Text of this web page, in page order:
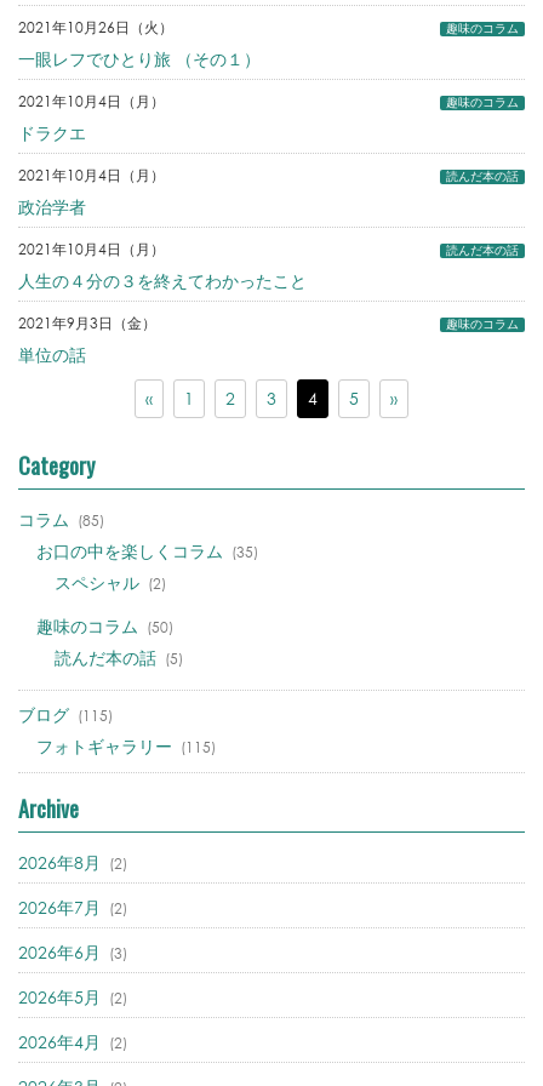
2021年10月26日（火） 趣味のコラム
一眼レフでひとり旅 （その１）
2021年10月4日（月） 趣味のコラム
ドラクエ
2021年10月4日（月） 読んだ本の話
政治学者
2021年10月4日（月） 読んだ本の話
人生の４分の３を終えてわかったこと
2021年9月3日（金） 趣味のコラム
単位の話
«
1 2 3 4 5 »
Category
コラム (85)
お口の中を楽しくコラム (35)
スペシャル (2)
趣味のコラム (50)
読んだ本の話 (5)
ブログ (115)
フォトギャラリー (115)
Archive
2026年8月 (2)
2026年7月 (2)
2026年6月 (3)
2026年5月 (2)
2026年4月 (2)